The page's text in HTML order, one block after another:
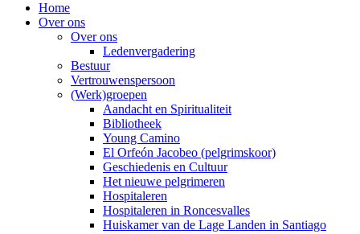
Home
Over ons
Over ons
Ledenvergadering
Bestuur
Vertrouwenspersoon
(Werk)groepen
Aandacht en Spiritualiteit
Bibliotheek
Young Camino
El Orfeón Jacobeo (pelgrimskoor)
Geschiedenis en Cultuur
Het nieuwe pelgrimeren
Hospitaleren
Hospitaleren in Roncesvalles
Huiskamer van de Lage Landen in Santiago